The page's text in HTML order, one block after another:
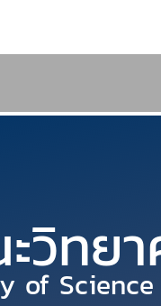
วิทย
of Science